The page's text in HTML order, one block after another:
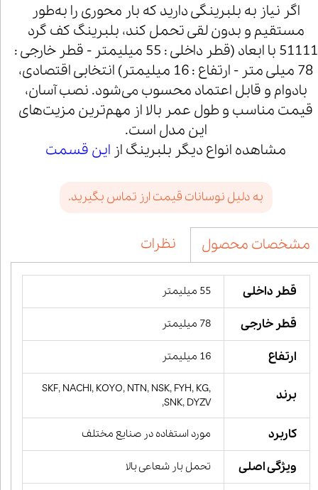
اگر نیاز به بلبرینگی دارید که بار محوری را به‌طور
مستقیم و بدون لقی تحمل کند، بلبرینگ کف گرد
51111 با ابعاد (قطر داخلی : 55 میلیمتر - قطر خارجی :
78 میلی متر - ارتفاع : 16 میلیمتر) انتخابی اقتصادی،
بادوام و قابل اعتماد محسوب می‌شود. نصب آسان،
قیمت مناسب و طول عمر بالا از مهم‌ترین مزیت‌های
این مدل است.
مشاهده انواع دیگر بلبرینگ از این قسمت
به دلیل نوسانات قیمت ارز تماس بگیرید.
مشخصات محصول نظرات
قطر داخلی 55 میلیمتر
قطر خارجی 78 میلیمتر
ارتفاع 16 میلیمتر
برند
SKF, NACHI, KOYO, NTN, NSK, FYH, KG,
SNK, DYZV,
کاربرد مورد استفاده در صنایع مختلف
ویژگی اصلی تحمل بار شعاعی بالا